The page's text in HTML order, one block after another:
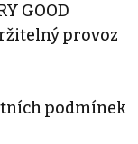
GOOD
provoz
podmínek